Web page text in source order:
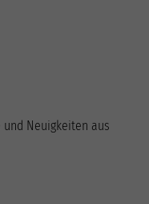
und Neuigkeiten aus